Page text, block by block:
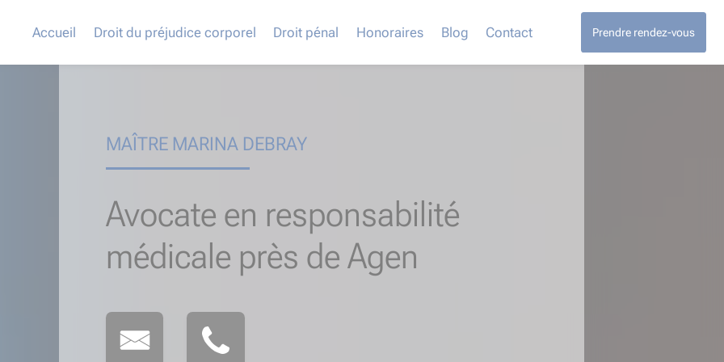
Accueil Droit du préjudice corporel Droit pénal Honoraires Blog Contact Prendre rendez-vous
MAÎTRE MARINA DEBRAY
Avocate en responsabilité
médicale près de Agen​